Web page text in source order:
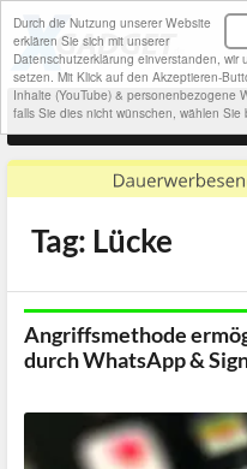
Durch die Nutzung unserer Website
erklären Sie sich mit unserer
Datenschutzerklärung einverstanden,
setzen. Mit Klick auf den Akzeptieren-
Inhalte (YouTube) & personenbezogene
falls Sie dies nicht wünschen, wählen
Tag: Lücke
Angriffsmethode
durch WhatsApp &